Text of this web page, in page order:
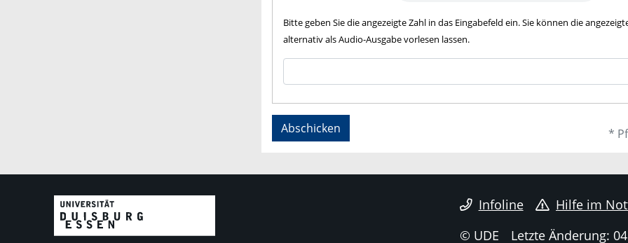
Bitte geben Sie die angezeigte Zahl in das Eingabefeld ein. Sie können die
alternativ als Audio-Ausgabe vorlesen lassen.
Abschicken *
Infoline Hilfe im
© UDE
Letzte Änderung: